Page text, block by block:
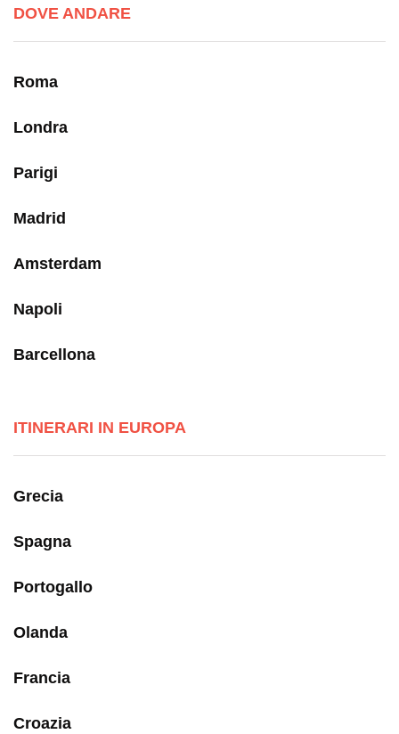
DOVE ANDARE
Roma
Londra
Parigi
Madrid
Amsterdam
Napoli
Barcellona
ITINERARI IN EUROPA
Grecia
Spagna
Portogallo
Olanda
Francia
Croazia